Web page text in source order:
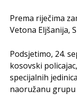
Prema riječima
Vetona Eljšanija,
Podsjetimo, 24.
kosovski
specijalnih
naoružanu